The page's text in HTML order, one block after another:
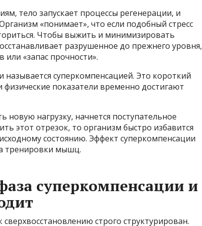
тело запускает процессы регенерации, и
«понимает», что если подобный стресс
Чтобы выжить и минимизировать
разрушенное до прежнего уровня,
«запас прочности».
суперкомпенсацией. Это короткий
показатели временно достигают
новую нагрузку, начнется поступательное
этот отрезок, то организм быстро избавится
состоянию. Эффект суперкомпенсации
тренировки мышц.
суперкомпенсации и
строго структурирован.